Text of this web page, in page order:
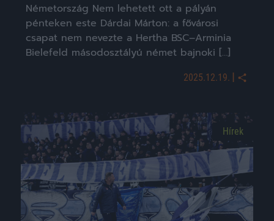
Németország Nem lehetett ott a pályán
pénteken este Dárdai Márton: a fővárosi
csapat nem nevezte a Hertha BSC–Arminia
Bielefeld másodosztályú német bajnoki […]
2025.12.19. |
Hírek